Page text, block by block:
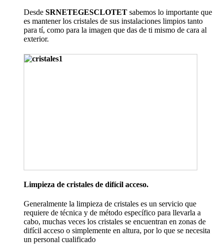
Desde SRNETEGESCLOTET sabemos lo importante que
es mantener los cristales de sus instalaciones limpios tanto
para tí, como para la imagen que das de ti mismo de cara al
exterior.
Limpieza de cristales de difícil acceso.
Generalmente la limpieza de cristales es un servicio que
requiere de técnica y de método específico para llevarla a
cabo, muchas veces los cristales se encuentran en zonas de
difícil acceso o simplemente en altura, por lo que se necesita
un personal cualificado